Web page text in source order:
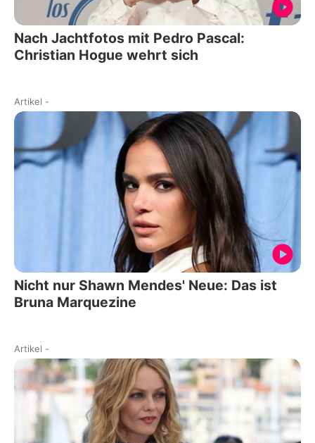
Nach Jachtfotos mit Pedro Pascal:
Christian Hogue wehrt sich
Artikel -
Nicht nur Shawn Mendes' Neue: Das ist
Bruna Marquezine
Artikel -